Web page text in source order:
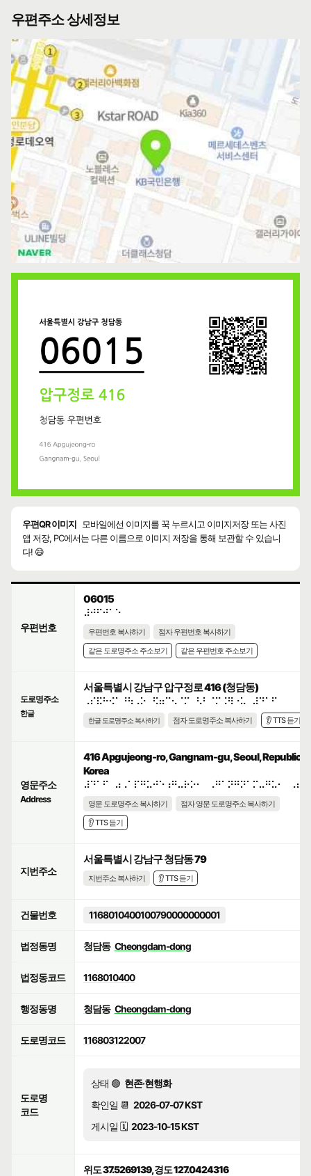
우편주소 상세정보
우편QR 이미지
모바일에선 이미지를 꾹 누르시고 이미지저장 또는 사진
앱 저장, PC에서는 다른 이름으로 이미지 저장을 통해 보관할 수 있습니
다! 😄
우편번호
06015
⠼⠚⠋⠚⠁⠑
우편번호 복사하기
점자 우편번호 복사하기
같은 도로명주소 주소보기
같은 우편번호 주소보기
도로명주소
한글
서울특별시 강남구 압구정로 416 (청담동)
⠠⠎⠯⠓⠪⠁⠘⠳⠠⠕⠀⠫⠶⠉⠢⠈⠍⠀⠣⠃⠈⠍⠨⠻⠐⠥⠀⠼⠙⠁⠋
한글 도로명주소 복사하기 점자 도로명주소 복사하기 👂 TTS 듣기
영문주소
Address
416 Apgujeong-ro, Gangnam-gu, Seoul, Republic
Korea
영문 도로명주소 복사하기
점자 영문 도로명주소 복사하기
👂 TTS 듣기
지번주소
서울특별시 강남구 청담동 79
지번주소 복사하기 👂 TTS 듣기
건물번호 1168010400100790000000001
법정동명 청담동 Cheongdam-dong
법정동코드 1168010400
행정동명 청담동 Cheongdam-dong
도로명코드 116803122007
도로명
코드
상태 🟢 현존·현행화
확인일 📆 2026-07-07 KST
게시일 🗓️ 2023-10-15 KST
위도 37.5269139, 경도 127.0424316